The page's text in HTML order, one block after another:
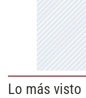
Lo más visto